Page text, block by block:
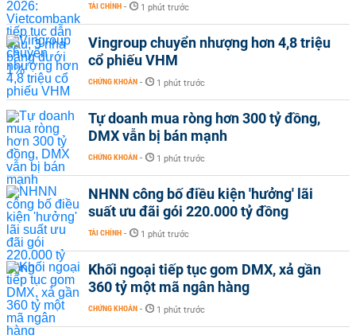
TÀI CHÍNH - 1 phút trước
Vingroup chuyển nhượng hơn 4,8 triệu
cổ phiếu VHM
CHỨNG KHOÁN - 1 phút trước
Tự doanh mua ròng hơn 300 tỷ đồng,
DMX vẫn bị bán mạnh
CHỨNG KHOÁN - 1 phút trước
NHNN công bố điều kiện 'hưởng' lãi
suất ưu đãi gói 220.000 tỷ đồng
TÀI CHÍNH - 1 phút trước
Khối ngoại tiếp tục gom DMX, xả gần
360 tỷ một mã ngân hàng
CHỨNG KHOÁN - 1 phút trước